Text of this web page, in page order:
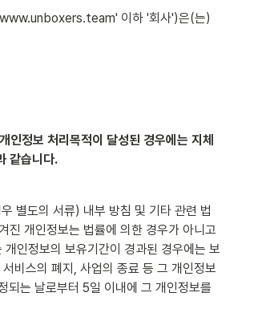
이하 '회사')은(는)
정보 처리목적이 달성된 경우에는 지체
같습니다.
별도의 서류) 내부 방침 및 기타 관련 법
진 개인정보는 법률에 의한 경우가 아니고
인정보의 보유기간이 경과된 경우에는 보
비스의 폐지, 사업의 종료 등 그 개인정보
되는 날로부터 5일 이내에 그 개인정보를